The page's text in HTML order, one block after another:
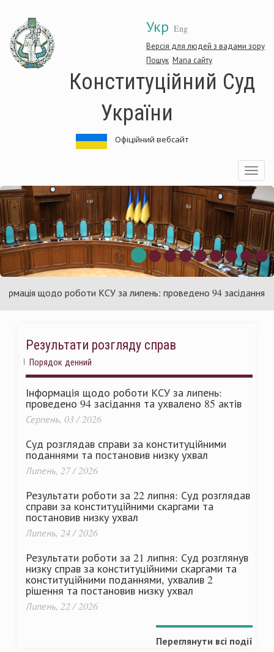
основного
матеріалу
Укр Eng
Версія для людей з вадами зору
Пошук Мапа сайту
Конституційний Суд
України
Офіційний вебсайт
Toggle
щодо роботи КСУ за липень: проведено 94 засідання та
Результати розгляду справ
Порядок денний
Інформація щодо роботи КСУ за липень:
проведено 94 засідання та ухвалено 85 актів
Серпень, 03 / 2026
Суд розглядав справи за конституційними
поданнями та постановив низку ухвал
Липень, 27 / 2026
Результати роботи за 22 липня: Суд розглядав
справи за конституційними скаргами та
постановив низку ухвал
Липень, 24 / 2026
Результати роботи за 21 липня: Суд розглянув
низку справ за конституційними скаргами та
конституційними поданнями, ухвалив 2
рішення та постановив низку ухвал
Липень, 22 / 2026
Переглянути всі події